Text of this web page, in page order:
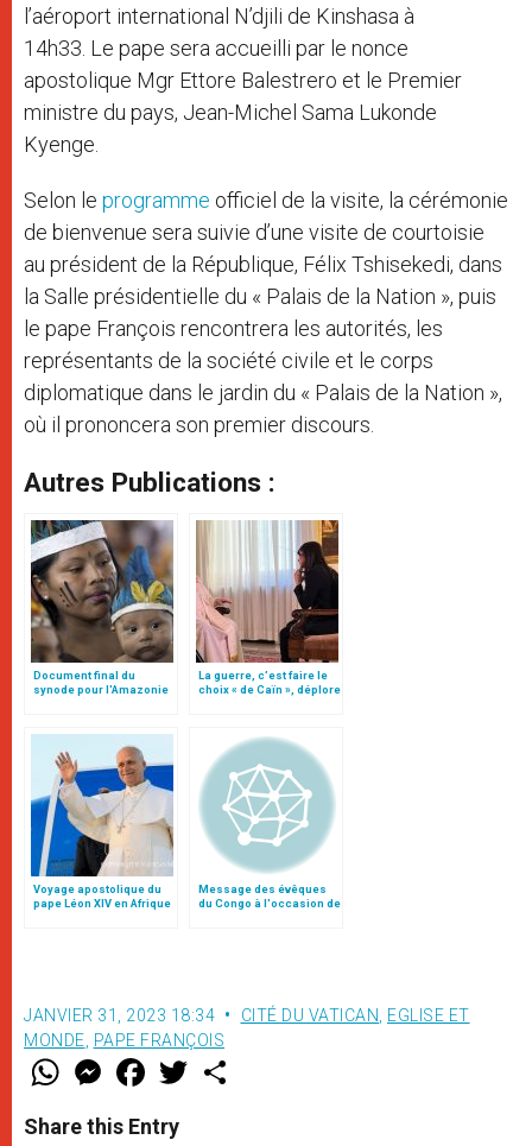
l’aéroport international N’djili de Kinshasa à
14h33. Le pape sera accueilli par le nonce
apostolique Mgr Ettore Balestrero et le Premier
ministre du pays, Jean-Michel Sama Lukonde
Kyenge.
Selon le programme officiel de la visite, la cérémonie
de bienvenue sera suivie d’une visite de courtoisie
au président de la République, Félix Tshisekedi, dans
la Salle présidentielle du « Palais de la Nation », puis
le pape François rencontrera les autorités, les
représentants de la société civile et le corps
diplomatique dans le jardin du « Palais de la Nation »,
où il prononcera son premier discours.
Autres Publications :
Document final du
synode pour l'Amazonie
La guerre, c’est faire le
choix « de Caïn », déplore
Voyage apostolique du
pape Léon XIV en Afrique
Message des évêques
du Congo à l'occasion de
JANVIER 31, 2023 18:34 CITÉ DU VATICAN
EGLISE ET
MONDE PAPE FRANÇOIS
W
t
s
M
e
s
e
F
a
e
b
w
Share this Entry